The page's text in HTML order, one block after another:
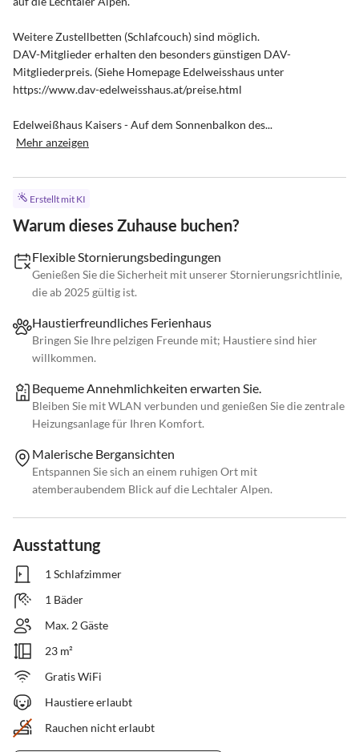
Weitere Zustellbetten (Schlafcouch) sind möglich.
DAV-Mitglieder erhalten den besonders günstigen DAV-
Mitgliederpreis. (Siehe Homepage Edelweisshaus unter
https://www.dav-edelweisshaus.at/preise.html
Edelweißhaus Kaisers - Auf dem Sonnenbalkon des...
Mehr anzeigen
Erstellt mit KI
Warum dieses Zuhause buchen?
Flexible Stornierungsbedingungen
Genießen Sie die Sicherheit mit unserer Stornierungsrichtlinie,
die ab 2025 gültig ist.
Haustierfreundliches Ferienhaus
Bringen Sie Ihre pelzigen Freunde mit; Haustiere sind hier
willkommen.
Bequeme Annehmlichkeiten erwarten Sie.
Bleiben Sie mit WLAN verbunden und genießen Sie die zentrale
Heizungsanlage für Ihren Komfort.
Malerische Bergansichten
Entspannen Sie sich an einem ruhigen Ort mit
atemberaubendem Blick auf die Lechtaler Alpen.
Ausstattung
1 Schlafzimmer
1 Bäder
Max. 2 Gäste
23 m²
Gratis WiFi
Haustiere erlaubt
Rauchen nicht erlaubt